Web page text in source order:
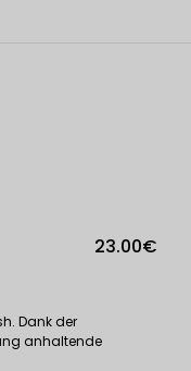
23.00€
Dank der
anhaltende